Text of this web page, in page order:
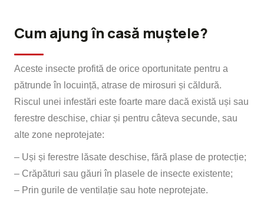
Cum ajung în casă muștele?
Aceste insecte profită de orice oportunitate pentru a
pătrunde în locuință, atrase de mirosuri și căldură.
Riscul unei infestări este foarte mare dacă există uși sau
ferestre deschise, chiar și pentru câteva secunde, sau
alte zone neprotejate:
– Uși și ferestre lăsate deschise, fără plase de protecție;
– Crăpături sau găuri în plasele de insecte existente;
– Prin gurile de ventilație sau hote neprotejate.